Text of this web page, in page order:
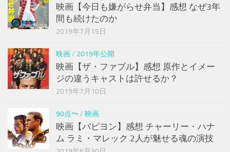
映画【今日も嫌がらせ弁当】感想 なぜ3年
間も続けたのか
2019年7月15日
映画/ 2019年公開
映画【ザ・ファブル】感想 原作とイメー
ジの違うキャストは許せるか？
2019年7月10日
90点〜 / 映画
映画【パピヨン】感想 チャーリー・ハナ
ム ラミ・マレック 2人が魅せる魂の演技